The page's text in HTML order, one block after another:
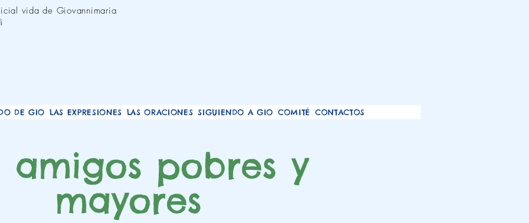
vida de Giovannimaria
DE GIO LAS EXPRESIONES LAS ORACIONES SIGUIENDO A GIO COMITÉ CONTACTOS
amigos pobres y
mayores